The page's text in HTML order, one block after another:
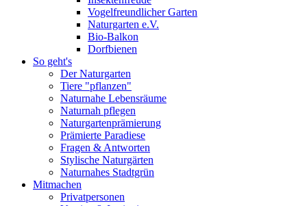
Vogelfreundlicher Garten
Naturgarten e.V.
Bio-Balkon
Dorfbienen
So geht's
Der Naturgarten
Tiere "pflanzen"
Naturnahe Lebensräume
Naturnah pflegen
Naturgartenprämierung
Prämierte Paradiese
Fragen & Antworten
Stylische Naturgärten
Naturnahes Stadtgrün
Mitmachen
Privatpersonen